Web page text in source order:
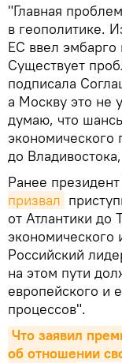
"Главная
в геополитике.
ЕС ввел эмбарго
Существует
подписала
а Москву это не
думаю, что
экономического
до
Ранее
призвал
от Атлантики до
экономического
Российский
на этом пути
европейского и
процессов".
Что заявил
об отношении